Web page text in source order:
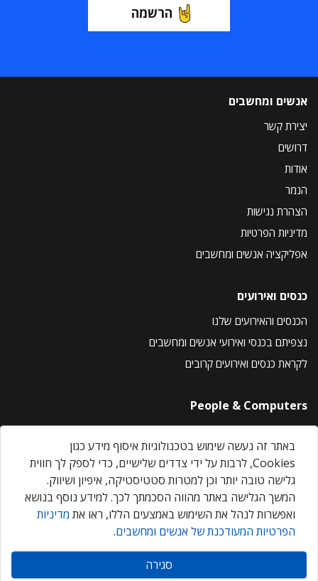
הרשמה
אנשים ומחשבים
יצירת קשר
דרושים
אודות
הנמר
הצהרת נגישות
מדיניות הפרטיות
אפליקציה אנשים ומחשבים
כנסים ואירועים
הכנסים והאירועים שלנו
נצפיתם בכנסי ואירועי אנשים ומחשבים
לקראת כנסים ואירועים קרובים
People & Computers
About Us
Privacy Policy
Contact Us
Our Events
אנשים ומחשבים © 2026 – כל הזכויות שמורות
באתר זה נעשה שימוש בטכנולוגיות איסוף מידע כגון
Cookies, לרבות על ידי צדדים שלישיים, כדי לספק לך חווית
גלישה טובה יותר וכן למטרות סטטיסטיקה, איפיון ושיווק.
המשך הגלישה באתר מהווה הסכמתך לכך. למידע נוסף בנושא
ואפשרות לנהל את השימוש באמצעים הללו, ראו את מדיניות
הפרטיות המעודכנת של אנשים ומחשבים.
סגירה